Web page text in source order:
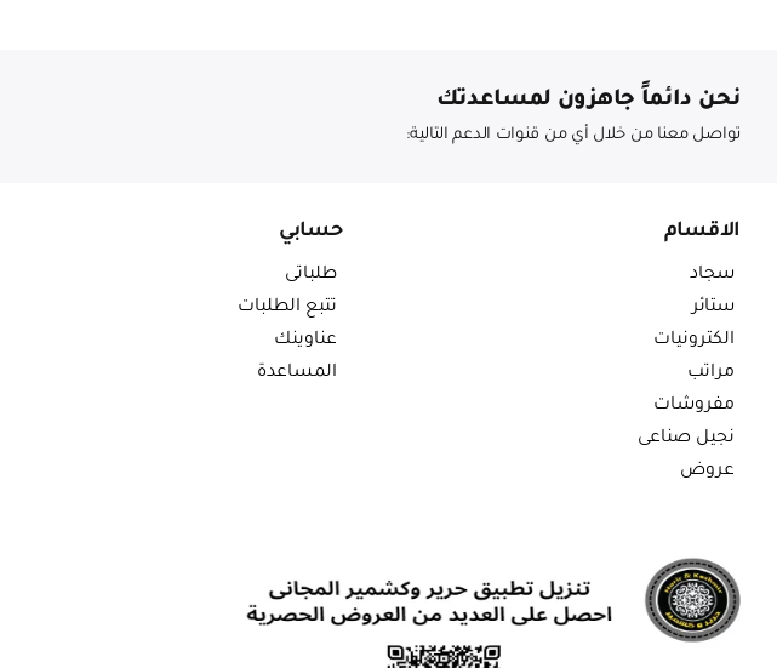
نحن دائماً جاهزون لمساعدتك
تواصل معنا من خلال أي من قنوات الدعم التالية:
الاقسام
سجاد
ستائر
الكترونيات
مراتب
مفروشات
نجيل صناعى
عروض
حسابي
طلباتى
تتبع الطلبات
عناوينك
المساعدة